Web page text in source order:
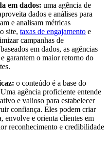
em dados: uma agência de
dados e análises para
e analisam métricas
site, taxas de engajamento e
campanhas de
em dados, as agências
garantem o maior retorno do
o conteúdo é a base do
agência proficiente entende
e valioso para estabelecer
confiança. Eles podem criar
envolve e orienta clientes em
reconhecimento e credibilidade